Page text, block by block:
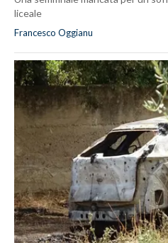
liceale
Francesco Oggianu